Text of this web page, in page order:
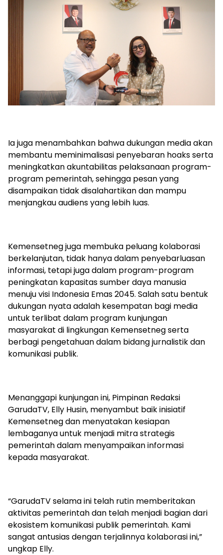
Ia juga menambahkan bahwa dukungan media akan
membantu meminimalisasi penyebaran hoaks serta
meningkatkan akuntabilitas pelaksanaan program-
program pemerintah, sehingga pesan yang
disampaikan tidak disalahartikan dan mampu
menjangkau audiens yang lebih luas.
Kemensetneg juga membuka peluang kolaborasi
berkelanjutan, tidak hanya dalam penyebarluasan
informasi, tetapi juga dalam program-program
peningkatan kapasitas sumber daya manusia
menuju visi Indonesia Emas 2045. Salah satu bentuk
dukungan nyata adalah kesempatan bagi media
untuk terlibat dalam program kunjungan
masyarakat di lingkungan Kemensetneg serta
berbagi pengetahuan dalam bidang jurnalistik dan
komunikasi publik.
Menanggapi kunjungan ini, Pimpinan Redaksi
GarudaTV, Elly Husin, menyambut baik inisiatif
Kemensetneg dan menyatakan kesiapan
lembaganya untuk menjadi mitra strategis
pemerintah dalam menyampaikan informasi
kepada masyarakat.
“GarudaTV selama ini telah rutin memberitakan
aktivitas pemerintah dan telah menjadi bagian dari
ekosistem komunikasi publik pemerintah. Kami
sangat antusias dengan terjalinnya kolaborasi ini,”
ungkap Elly.